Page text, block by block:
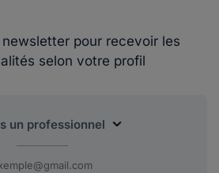
pour recevoir les
selon votre profil